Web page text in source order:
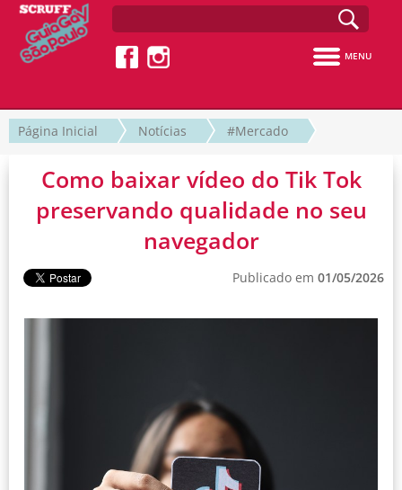
MENU
Página Inicial Notícias #Mercado
Como baixar vídeo do Tik Tok
preservando qualidade no seu
navegador
Publicado em 01/05/2026